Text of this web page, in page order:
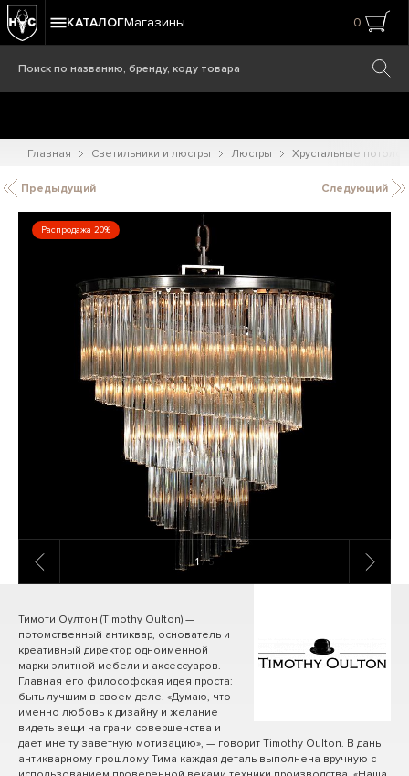
КАТАЛОГМагазины 0
Главная Светильники и люстры Люстры Хрустальные
Предыдущий Следующий
Распродажа 20%
1/ 5
Тимоти Оултон (Timothy Oulton) —
потомственный антиквар, основатель и
креативный директор одноименной
марки элитной мебели и аксессуаров.
Главная его философская идея проста:
быть лучшим в своем деле. «Думаю, что
именно любовь к дизайну и желание
видеть вещи на грани совершенства и
дает мне ту заветную мотивацию», — говорит Timothy Oulton. В дань
антикварному прошлому Тима каждая деталь выполнена вручную с